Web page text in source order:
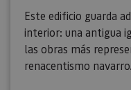
Este edificio guarda
interior: una antigua
las obras más
renacentismo navarro.